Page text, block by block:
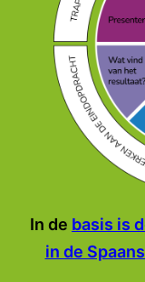
In de basis is
in de